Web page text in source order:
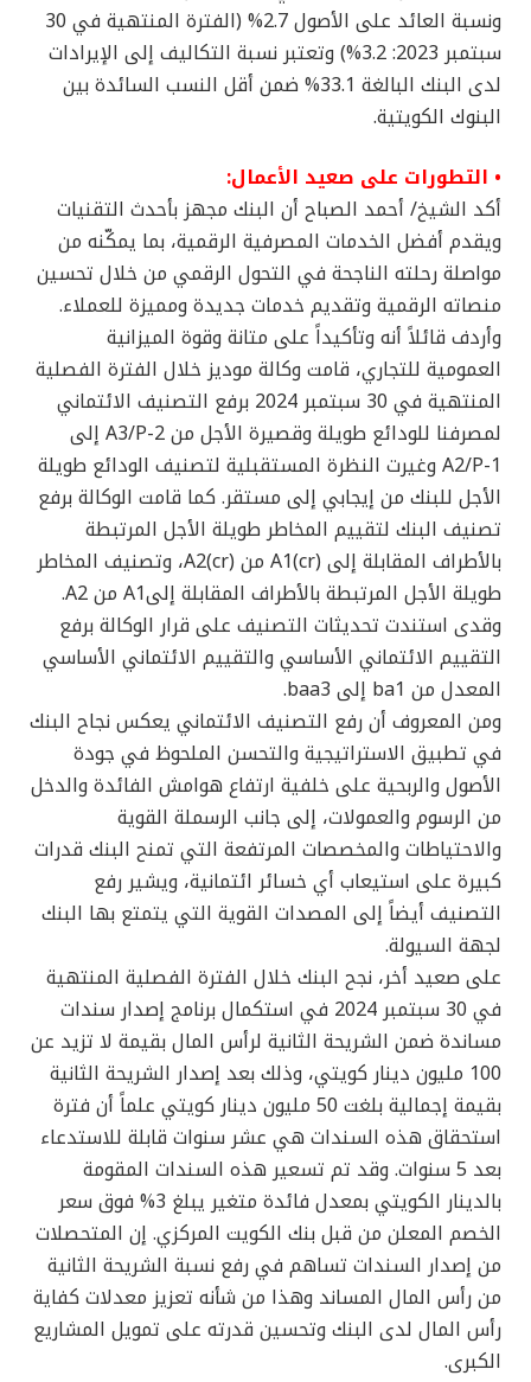
ونسبة العائد على الأصول 2.7% (الفترة المنتهية في 30
سبتمبر 2023: 3.2%) وتعتبر نسبة التكاليف إلى الإيرادات
لدى البنك البالغة 33.1% ضمن أقل النسب السائدة بين
البنوك الكويتية.
• التطورات على صعيد الأعمال:
أكد الشيخ/ أحمد الصباح أن البنك مجهز بأحدث التقنيات
ويقدم أفضل الخدمات المصرفية الرقمية، بما يمكّنه من
مواصلة رحلته الناجحة في التحول الرقمي من خلال تحسين
منصاته الرقمية وتقديم خدمات جديدة ومميزة للعملاء.
وأردف قائلاً أنه وتأكيداً على متانة وقوة الميزانية
العمومية للتجاري، قامت وكالة موديز خلال الفترة الفصلية
المنتهية في 30 سبتمبر 2024 برفع التصنيف الائتماني
لمصرفنا للودائع طويلة وقصيرة الأجل من A3/P-2 إلى
A2/P-1 وغيرت النظرة المستقبلية لتصنيف الودائع طويلة
الأجل للبنك من إيجابي إلى مستقر. كما قامت الوكالة برفع
تصنيف البنك لتقييم المخاطر طويلة الأجل المرتبطة
بالأطراف المقابلة إلى A1(cr) من A2(cr)، وتصنيف المخاطر
طويلة الأجل المرتبطة بالأطراف المقابلة إلىA1 من A2.
وقدى استندت تحديثات التصنيف على قرار الوكالة برفع
التقييم الائتماني الأساسي والتقييم الائتماني الأساسي
المعدل من ba1 إلى baa3.
ومن المعروف أن رفع التصنيف الائتماني يعكس نجاح البنك
في تطبيق الاستراتيجية والتحسن الملحوظ في جودة
الأصول والربحية على خلفية ارتفاع هوامش الفائدة والدخل
من الرسوم والعمولات، إلى جانب الرسملة القوية
والاحتياطات والمخصصات المرتفعة التي تمنح البنك قدرات
كبيرة على استيعاب أي خسائر ائتمانية، ويشير رفع
التصنيف أيضاً إلى المصدات القوية التي يتمتع بها البنك
لجهة السيولة.
على صعيد أخر، نجح البنك خلال الفترة الفصلية المنتهية
في 30 سبتمبر 2024 في استكمال برنامج إصدار سندات
مساندة ضمن الشريحة الثانية لرأس المال بقيمة لا تزيد عن
100 مليون دينار كويتي، وذلك بعد إصدار الشريحة الثانية
بقيمة إجمالية بلغت 50 مليون دينار كويتي علماً أن فترة
استحقاق هذه السندات هي عشر سنوات قابلة للاستدعاء
بعد 5 سنوات. وقد تم تسعير هذه السندات المقومة
بالدينار الكويتي بمعدل فائدة متغير يبلغ 3% فوق سعر
الخصم المعلن من قبل بنك الكويت المركزي. إن المتحصلات
من إصدار السندات تساهم في رفع نسبة الشريحة الثانية
من رأس المال المساند وهذا من شأنه تعزيز معدلات كفاية
رأس المال لدى البنك وتحسين قدرته على تمويل المشاريع
الكبرى.